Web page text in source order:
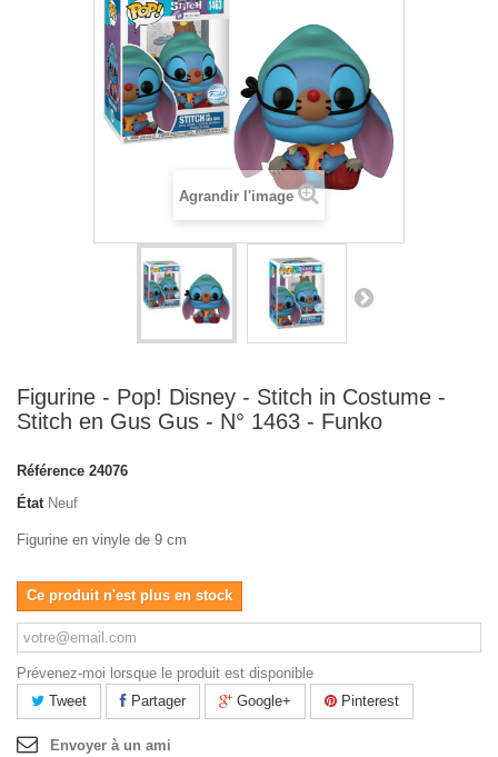
Agrandir l'image
Figurine - Pop! Disney - Stitch in Costume -
Stitch en Gus Gus - N° 1463 - Funko
Référence 24076
État Neuf
Figurine en vinyle de 9 cm
Ce produit n'est plus en stock
Prévenez-moi lorsque le produit est disponible
Tweet
Partager Google+ Pinterest
Envoyer à un ami